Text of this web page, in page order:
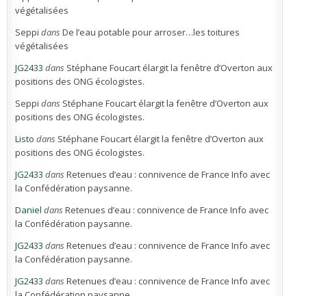
végétalisées
Seppi dansDe l’eau potable pour arroser…les toitures
végétalisées
JG2433 dans Stéphane Foucart élargit la fenêtre d’Overton aux
positions des ONG écologistes.
Seppi dans Stéphane Foucart élargit la fenêtre d’Overton aux
positions des ONG écologistes.
Listo dans Stéphane Foucart élargit la fenêtre d’Overton aux
positions des ONG écologistes.
JG2433 dansRetenues d’eau : connivence de France Info avec
la Confédération paysanne.
Daniel dansRetenues d’eau : connivence de France Info avec
la Confédération paysanne.
JG2433 dansRetenues d’eau : connivence de France Info avec
la Confédération paysanne.
JG2433 dansRetenues d’eau : connivence de France Info avec